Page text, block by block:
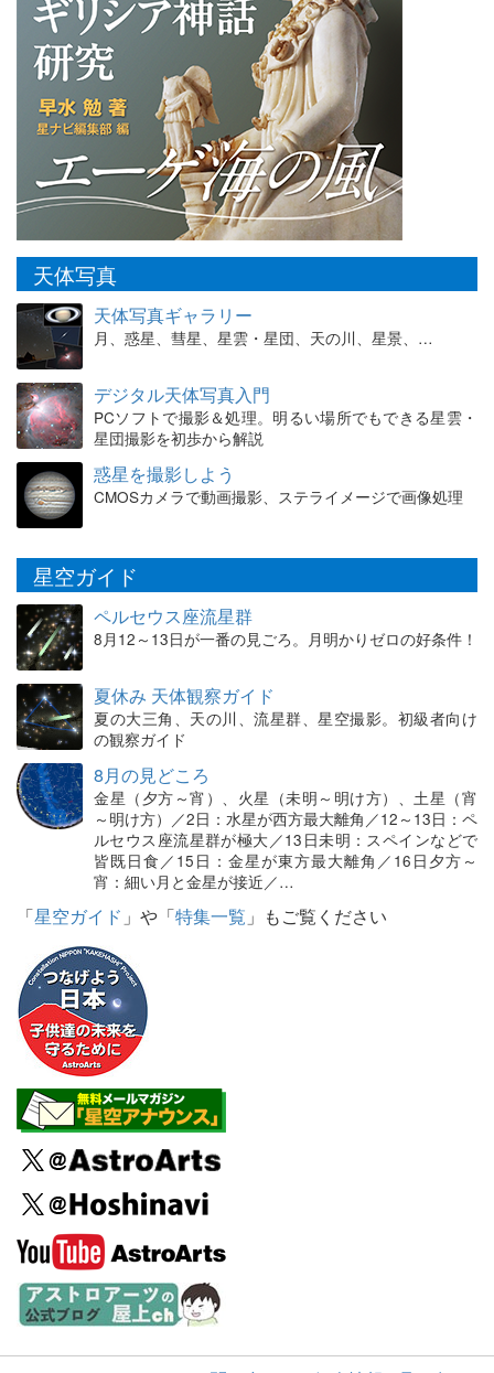
天体写真
天体写真ギャラリー
月、惑星、彗星、星雲・星団、天の川、星景、…
デジタル天体写真入門
PCソフトで撮影＆処理。明るい場所でもできる星雲・
星団撮影を初歩から解説
惑星を撮影しよう
CMOSカメラで動画撮影、ステライメージで画像処理
星空ガイド
ペルセウス座流星群
8月12～13日が一番の見ごろ。月明かりゼロの好条件！
夏休み 天体観察ガイド
夏の大三角、天の川、流星群、星空撮影。初級者向け
の観察ガイド
8月の見どころ
金星（夕方～宵）、火星（未明～明け方）、土星（宵
～明け方）／2日：水星が西方最大離角／12～13日：ペ
ルセウス座流星群が極大／13日未明：スペインなどで
皆既日食／15日：金星が東方最大離角／16日夕方～
宵：細い月と金星が接近／…
「星空ガイド 」や「特集一覧 」もご覧ください